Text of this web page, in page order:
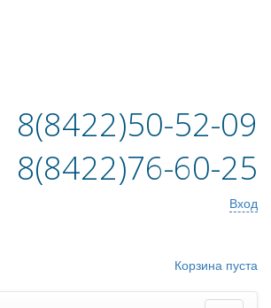
8(8422)50-52-09
8(8422)76-60-25
Вход
Корзина пуста